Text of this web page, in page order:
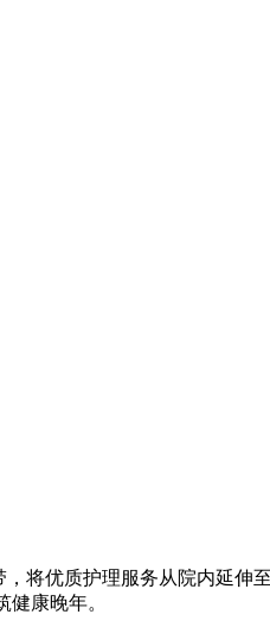
将优质护理服务从院内延伸
康晚年。